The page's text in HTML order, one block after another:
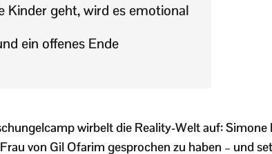
Kinder geht, wird es emotional
ein offenes Ende
wirbelt die Reality-Welt auf:
von Gil Ofarim gesprochen zu haben – und